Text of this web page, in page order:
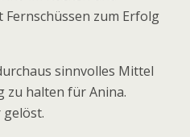
zum Erfolg
sinnvolles Mittel
zu halten für Anina.
gelöst.